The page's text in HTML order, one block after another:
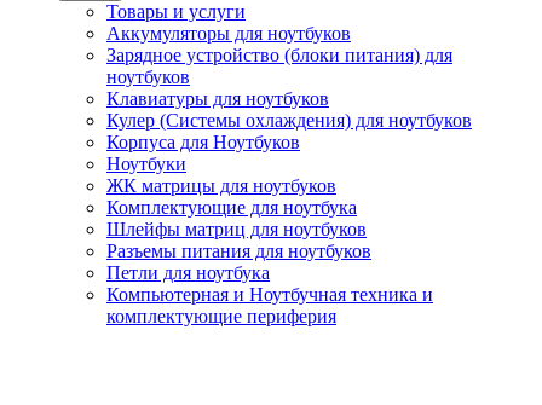
Товары и услуги
Аккумуляторы для ноутбуков
Зарядное устройство (блоки питания) для
ноутбуков
Клавиатуры для ноутбуков
Кулер (Системы охлаждения) для ноутбуков
Корпуса для Ноутбуков
Ноутбуки
ЖК матрицы для ноутбуков
Комплектующие для ноутбука
Шлейфы матриц для ноутбуков
Разъемы питания для ноутбуков
Петли для ноутбука
Компьютерная и Ноутбучная техника и
комплектующие периферия